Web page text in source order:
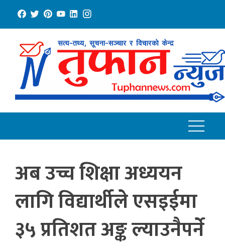
content
अब उच्च शिक्षा अध्ययन
लागि विद्यार्थीले एसइईमा
३५ प्रतिशत अङ्क ल्याउनैपर्ने